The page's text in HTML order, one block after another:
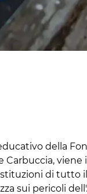
della
Carbuccia, viene
di tutto
sui pericoli